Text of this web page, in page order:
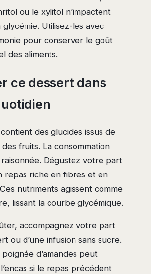
ou le xylitol n’impactent
glycémie. Utilisez-les avec
pour conserver le goût
des aliments.
ce dessert dans
des glucides issus de
fruits. La consommation
Dégustez votre part
repas riche en fibres et en
nutriments agissent comme
lissant la courbe glycémique.
accompagnez votre part
ou d’une infusion sans sucre.
d’amandes peut
si le repas précédent